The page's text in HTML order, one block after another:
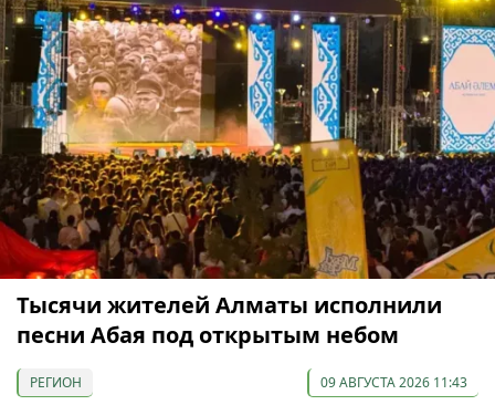
Тысячи жителей Алматы исполнили
песни Абая под открытым небом
РЕГИОН 09 АВГУСТА 2026 11:43